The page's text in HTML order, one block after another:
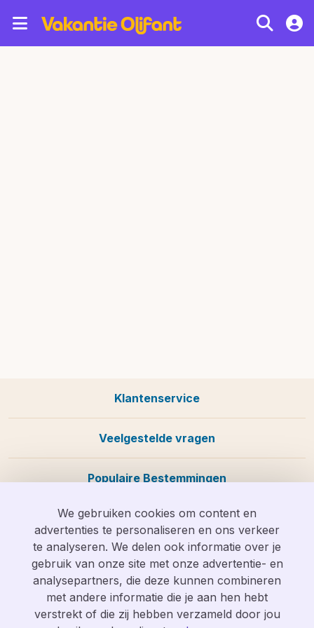
Klantenservice
Veelgestelde vragen
Populaire Bestemmingen
Wij zijn te bereiken op info@vakantieolifant.nl
of op
088 058 0585
We gebruiken cookies om content en
advertenties te personaliseren en ons verkeer
te analyseren. We delen ook informatie over je
gebruik van onze site met onze advertentie- en
analysepartners, die deze kunnen combineren
met andere informatie die je aan hen hebt
verstrekt of die zij hebben verzameld door jou